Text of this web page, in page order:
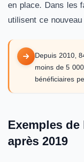
en place. Dans les
utilisent ce
Depuis 2010,
moins de 5
bénéficiaires
Exemples de
après 2019